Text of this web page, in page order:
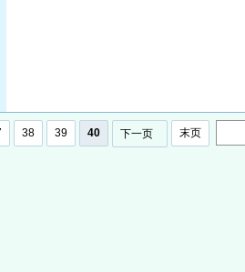
38 39 40 下一页 末页